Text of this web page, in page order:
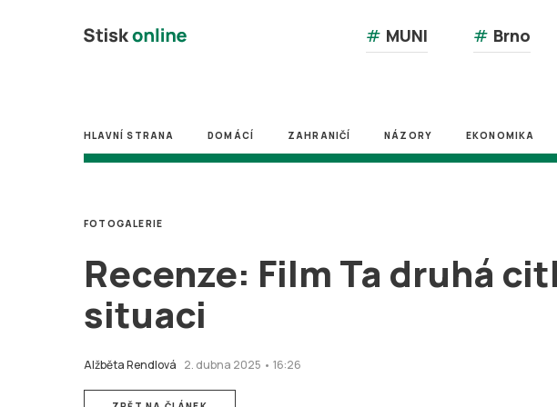
# MUNI # Brno
HLAVNÍ STRANA DOMÁCÍ ZAHRANIČÍ NÁZORY EKONOMIKA
Recenze: Film Ta druhá
situaci
Alžběta Rendlová 2. dubna 2025 • 16:26
FOTOGALERIE